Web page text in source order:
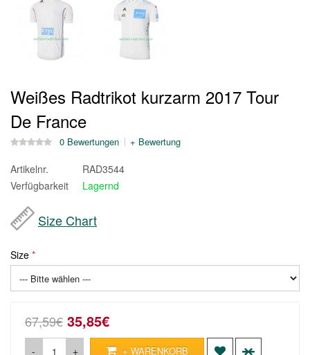
Weißes Radtrikot kurzarm 2017 Tour
De France
0 Bewertungen + Bewertung
Artikelnr.
RAD3544
Verfügbarkeit
Lagernd
Size Chart
Size
67,59€ 35,85€
- + + WARENKORB